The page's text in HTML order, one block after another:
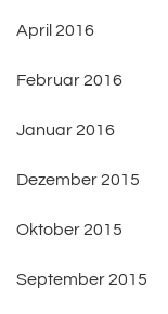
April 2016
Februar 2016
Januar 2016
Dezember 2015
Oktober 2015
September 2015